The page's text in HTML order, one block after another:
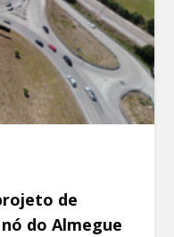
de
do Almegue